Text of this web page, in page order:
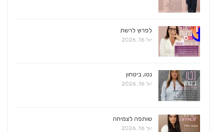
לפרוץ לרשת
יול 16, 2026
נטו, ביטחון
יול 16, 2026
שותפה לצמיחה
יול 16, 2026